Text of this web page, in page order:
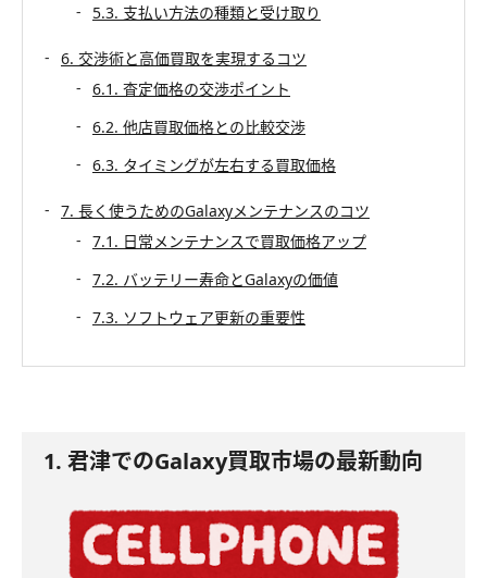
5.3. 支払い方法の種類と受け取り
6. 交渉術と高価買取を実現するコツ
6.1. 査定価格の交渉ポイント
6.2. 他店買取価格との比較交渉
6.3. タイミングが左右する買取価格
7. 長く使うためのGalaxyメンテナンスのコツ
7.1. 日常メンテナンスで買取価格アップ
7.2. バッテリー寿命とGalaxyの価値
7.3. ソフトウェア更新の重要性
1. 君津でのGalaxy買取市場の最新動向